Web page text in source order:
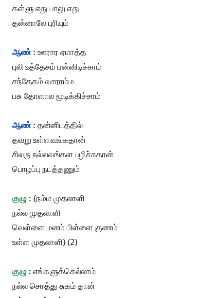
கள்ளு எது பாலு எது
தன்னாலே புரியும்
ஆண் : ஊரார ஏமாத்த
புலி உத்தேசம் பன்னிடிச்சாம்
சந்தேகம் வாராம்ம
பசு தோளால மூடிக்கிச்சாம்
ஆண் : தன்னிடத்தில்
தவறு உள்ளவங்கதான்
சிலரு நல்லவங்கள பழிச்சுதான்
பொழப்பு நடத்தணும்
குழு : {நம்ம முதலாளி
நல்ல முதலாளி
வெள்ளை மனம் பிள்ளை குணம்
உள்ள முதலாளி} (2)
குழு : எங்களுக்கெல்லாம்
நல்ல சொத்து சுகம் தான்